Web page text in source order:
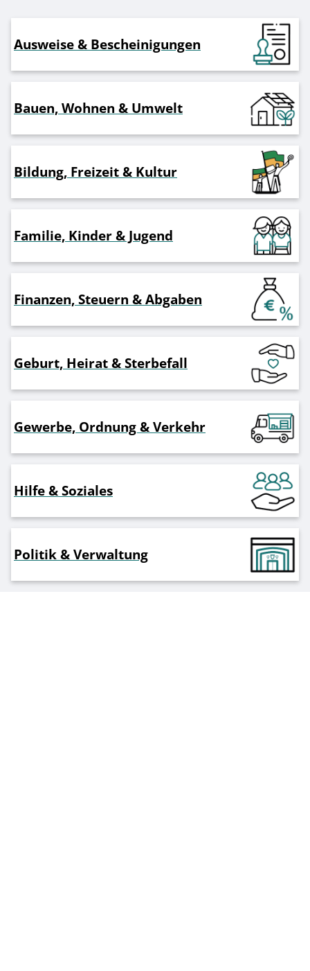
Ausweise & Bescheinigungen
Bauen, Wohnen & Umwelt
Bildung, Freizeit & Kultur
Familie, Kinder & Jugend
Finanzen, Steuern & Abgaben
Geburt, Heirat & Sterbefall
Gewerbe, Ordnung & Verkehr
Hilfe & Soziales
Politik & Verwaltung